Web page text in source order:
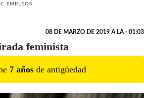
EMPLEOS
08 DE MARZO DE 2019 A LA - 01:03
feminista
7 años de antigüedad